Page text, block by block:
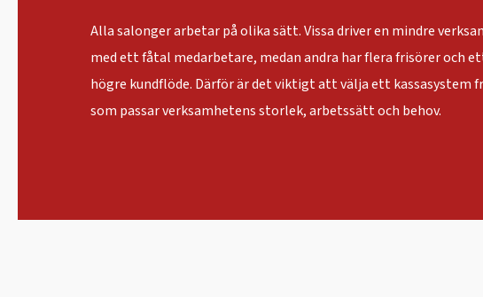
Alla salonger arbetar på olika sätt. Vissa driver en mindre
med ett fåtal medarbetare, medan andra har flera frisörer och
högre kundflöde. Därför är det viktigt att välja ett kassasystem
som passar verksamhetens storlek, arbetssätt och behov.